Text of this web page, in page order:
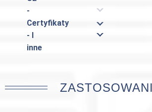
-
Certyfikaty
- I
inne